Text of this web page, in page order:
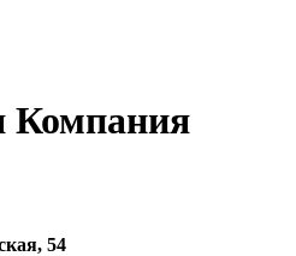
Компания
54